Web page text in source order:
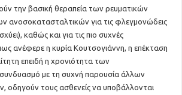
την βασική θεραπεία των ρευματικών
ανοσοκατασταλτικών για τις φλεγμονώδεις
καθώς και για τις πιο συχνές
ανέφερε η κυρία Κουτσογιάννη, η επέκταση
επειδή η χρονιότητα των
με τη συχνή παρουσία άλλων
τους ασθενείς να υποβάλλονται